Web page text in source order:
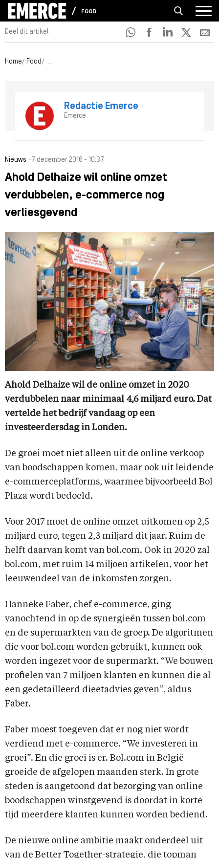
FOOD
Deel dit artikel
Home Food Ahold Delhaize wil online omzet verdubbelen, e-
Redactie Emerce
Emerce
Nieuws - 7 december 2016 - 10:37
Ahold Delhaize wil online omzet
verdubbelen, e-commerce nog
verliesgevend
Ahold Delhaize wil de online omzet in 2020
verdubbelen naar minimaal 4,6 miljard euro. Dat
vertelde het bedrijf vandaag op een
investeerdersdag in Londen.
De groei moet niet alleen uit de online verkoop
van boodschappen komen, maar ook uit leidende
e-commerceplatforms, waarmee bijvoorbeeld Bol
Plaza wordt bedoeld.
Voor 2017 moet de online omzet uitkomen op 2,5
miljard euro, tegen 2,3 miljard dit jaar. Ruim de
helft daarvan komt van bol.com. Ook in 2020 zal
bol.com, met ruim 14 miljoen artikelen, voor het
leeuwendeel van de inkomsten zorgen.
Hanneke Faber, chef e-commerce, ging
vanochtend in op de synergieën tussen bol.com
en de supermarkten van de groep. De algoritmen
die voor bol.com worden gebruikt, kunnen ook
worden ingezet voor de supermarkt. “We bouwen
profielen van 7 miljoen klanten en kunnen die al
een gedetailleerd dieetadvies geven”, aldus
Faber.
Faber moest toegeven dat er nog niet wordt
verdiend met e-commerce. “We investeren in
groei”. En die groei is er. Bol.com in België
groeide de afgelopen maanden sterk. In grote
steden is aangetoond dat bezorging van online
boodschappen winstgevend is doordat in korte
tijd meerdere klanten kunnen worden bediend.
De nieuwe online ambitie maakt onderdeel uit
van de Better Together-strategie, die topman